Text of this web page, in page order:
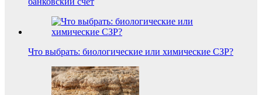
Что выбрать: биологические или химические СЗР?